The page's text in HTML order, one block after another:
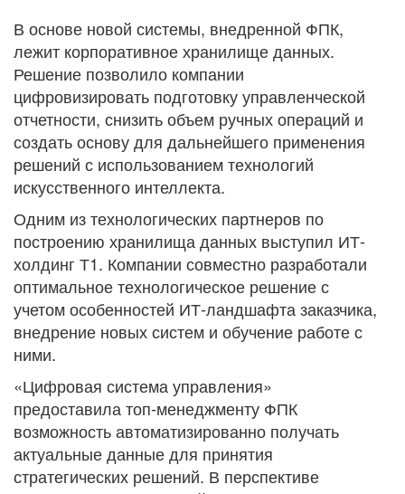
В основе новой системы, внедренной ФПК,
лежит корпоративное хранилище данных.
Решение позволило компании
цифровизировать подготовку управленческой
отчетности, снизить объем ручных операций и
создать основу для дальнейшего применения
решений с использованием технологий
искусственного интеллекта.
Одним из технологических партнеров по
построению хранилища данных выступил ИТ-
холдинг Т1. Компании совместно разработали
оптимальное технологическое решение с
учетом особенностей ИТ-ландшафта заказчика,
внедрение новых систем и обучение работе с
ними.
«Цифровая система управления»
предоставила топ-менеджменту ФПК
возможность автоматизированно получать
актуальные данные для принятия
стратегических решений. В перспективе